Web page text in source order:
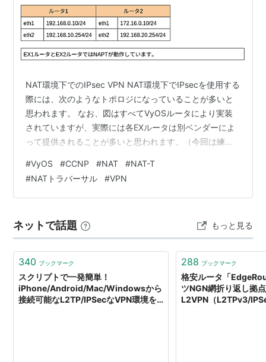
NAT環境下でのIPsec VPN NAT環境下でIPsecを使用する
際には、次のようなトポロジになっていることが多いと
思われます。 なお、図はすべてVyOSルータにより実装
されていますが、実際には各EXルータは別ベンダーによ
って提供されることが多いと思われます。（今回は練習
NATトラバーサルを使用してVPN通信を行うことが一般
的です。 VyOSでは、NATトラバーサルはデフォルトで
有効になっているため、明示的にコマンドを指示する必
必要があります。 local-address 今回はVPNゲ…
#VyOS #CCNP #NAT #NAT-T
#NATトラバーサル #VPN
ネットで話題 もっと見る
340 ブックマーク
スクリプトで一発簡単！
iPhone/Android/Mac/Windowsから
接続可能なL2TP/IPSecなVPN環境を
288 ブックマーク
格安ルータ「
ツNGN網折り返し拠
L2VPN（L2TPv3/